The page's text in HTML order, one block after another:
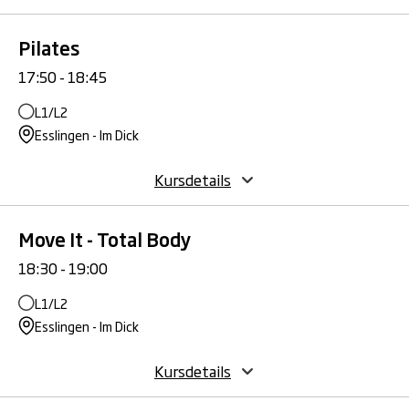
Pilates
17:50 - 18:45
L1/L2
Esslingen - Im Dick
Kursdetails
Move It - Total Body
18:30 - 19:00
L1/L2
Esslingen - Im Dick
Kursdetails